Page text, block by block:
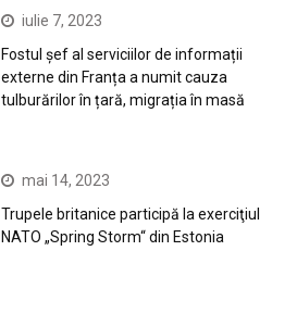
iulie 7, 2023
Fostul șef al serviciilor de informații
externe din Franța a numit cauza
tulburărilor în țară, migrația în masă
mai 14, 2023
Trupele britanice participă la exerciţiul
NATO „Spring Storm“ din Estonia